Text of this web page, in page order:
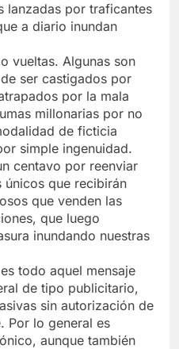
lanzadas por traficantes
a diario inundan
vueltas. Algunas son
ser castigados por
por la mala
millonarias por no
de ficticia
simple ingenuidad.
centavo por reenviar
que recibirán
que venden las
que luego
inundando nuestras
todo aquel mensaje
de tipo publicitario,
sin autorización de
Por lo general es
aunque también